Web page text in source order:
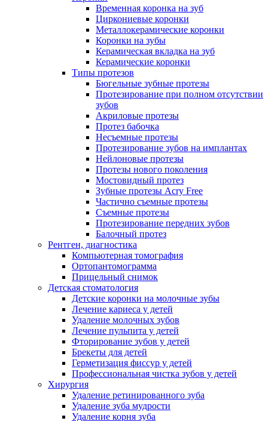
Временная коронка на зуб
Циркониевые коронки
Металлокерамические коронки
Коронки на зубы
Керамическая вкладка на зуб
Керамические коронки
Типы протезов
Бюгельные зубные протезы
Протезирование при полном отсутствии
зубов
Акриловые протезы
Протез бабочка
Несъемные протезы
Протезирование зубов на имплантах
Нейлоновые протезы
Протезы нового поколения
Мостовидный протез
Зубные протезы Acry Free
Частично съемные протезы
Съемные протезы
Протезирование передних зубов
Балочный протез
Рентген, диагностика
Компьютерная томография
Ортопантомограмма
Прицельный снимок
Детская стоматология
Детские коронки на молочные зубы
Лечение кариеса у детей
Удаление молочных зубов
Лечение пульпита у детей
Фторирование зубов у детей
Брекеты для детей
Герметизация фиссур у детей
Профессиональная чистка зубов у детей
Хирургия
Удаление ретинированного зуба
Удаление зуба мудрости
Удаление корня зуба